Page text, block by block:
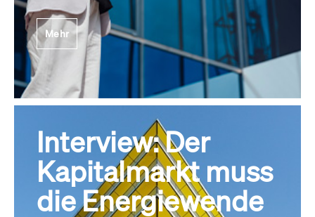
Mehr
Interview: Der
Kapitalmarkt muss
die Energiewende